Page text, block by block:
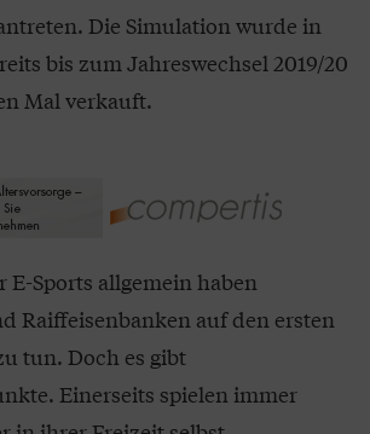
Die Simulation wurde in
bis zum Jahreswechsel 2019/20
Mal verkauft.
E-Sports allgemein haben
Raiffeisenbanken auf den ersten
tun. Doch es gibt
Einerseits spielen immer